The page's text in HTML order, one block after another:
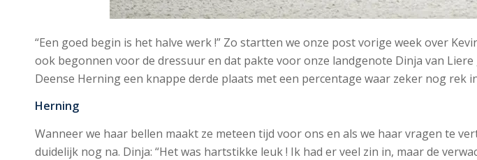
“Een goed begin is het halve werk !” Zo startten we onze post vorige week over
ook begonnen voor de dressuur en dat pakte voor onze landgenote Dinja van
Deense Herning een knappe derde plaats met een percentage waar zeker nog rek
Herning
Wanneer we haar bellen maakt ze meteen tijd voor ons en als we haar vragen te
duidelijk nog na. Dinja: “Het was hartstikke leuk ! Ik had er veel zin in, maar de